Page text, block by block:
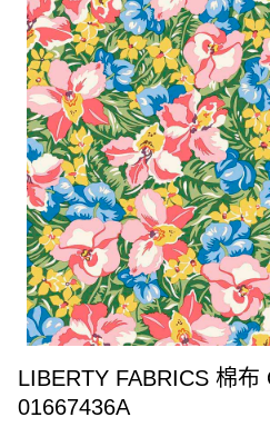
LIBERTY FABRICS 棉布
01667436A